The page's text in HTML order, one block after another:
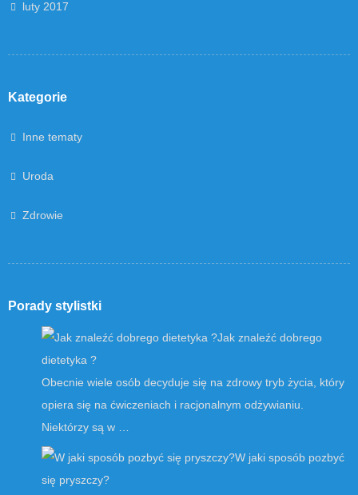
luty 2017
Kategorie
Inne tematy
Uroda
Zdrowie
Porady stylistki
Jak znaleźć dobrego
dietetyka ?
Obecnie wiele osób decyduje się na zdrowy tryb życia, który
opiera się na ćwiczeniach i racjonalnym odżywianiu.
Niektórzy są w …
W jaki sposób pozbyć
się pryszczy?